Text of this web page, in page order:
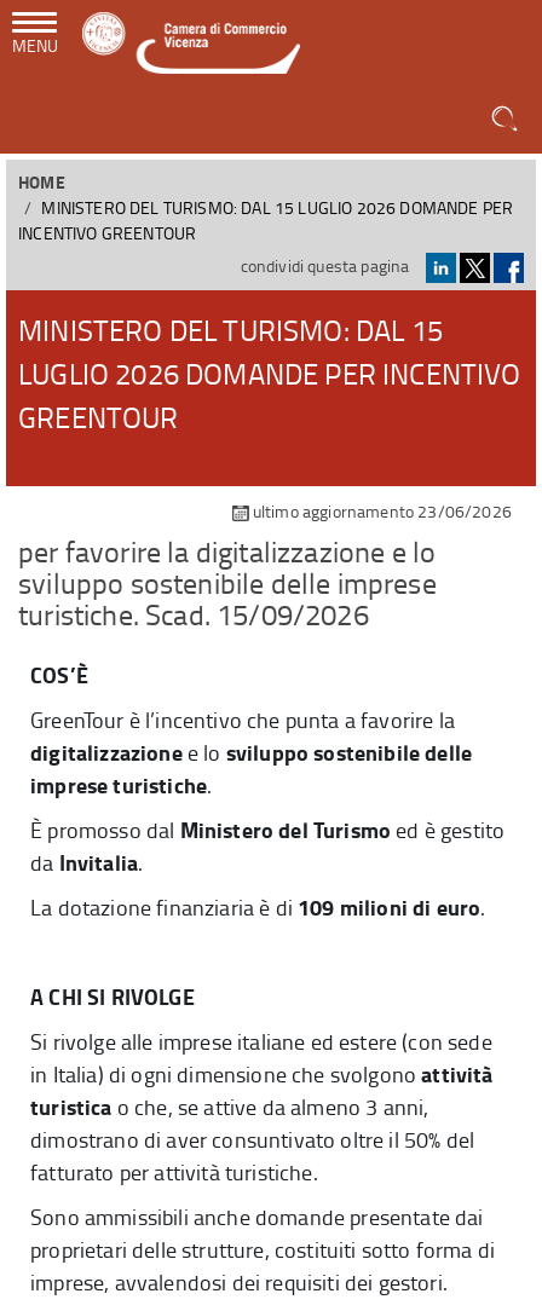
MENU
HOME
MINISTERO DEL TURISMO: DAL 15 LUGLIO 2026 DOMANDE PER
INCENTIVO GREENTOUR
condividi questa pagina
MINISTERO DEL TURISMO: DAL 15
LUGLIO 2026 DOMANDE PER INCENTIVO
GREENTOUR
ultimo aggiornamento 23/06/2026
per favorire la digitalizzazione e lo
sviluppo sostenibile delle imprese
turistiche. Scad. 15/09/2026
COS’È
GreenTour è l’incentivo che punta a favorire la
digitalizzazionee lo sviluppo sostenibiledelle
imprese turistiche.
È promosso dal Ministero del Turismo ed è gestito
da Invitalia.
La dotazione finanziaria è di 109 milioni di euro.
A CHI SI RIVOLGE
Si rivolge alle imprese italiane ed estere (con sede
in Italia) di ogni dimensione che svolgonoattività
turistica o che, se attive da almeno 3 anni,
dimostrano di aver consuntivato oltre il 50% del
fatturato per attività turistiche.
Sono ammissibili anche domande presentate dai
proprietari delle strutture, costituiti sotto forma di
imprese, avvalendosi dei requisiti dei gestori.